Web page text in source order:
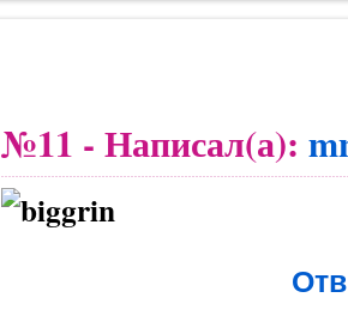
№11 - Написал(а):